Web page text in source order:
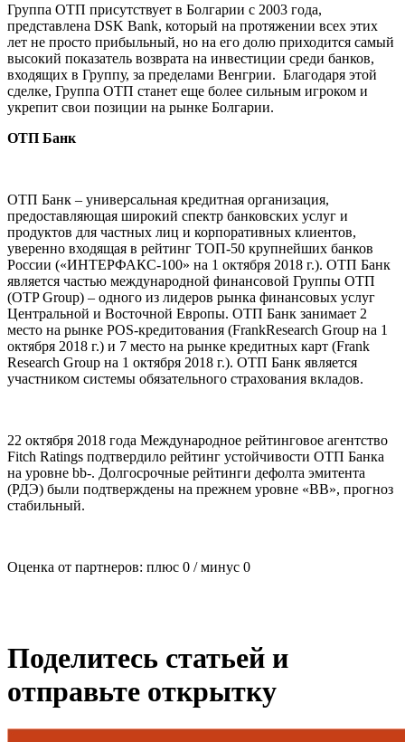
Группа ОТП присутствует в Болгарии с 2003 года,
представлена DSK Bank, который на протяжении всех этих
лет не просто прибыльный, но на его долю приходится самый
высокий показатель возврата на инвестиции среди банков,
входящих в Группу, за пределами Венгрии. Благодаря этой
сделке, Группа ОТП станет еще более сильным игроком и
укрепит свои позиции на рынке Болгарии.
ОТП Банк
ОТП Банк – универсальная кредитная организация,
предоставляющая широкий спектр банковских услуг и
продуктов для частных лиц и корпоративных клиентов,
уверенно входящая в рейтинг ТОП-50 крупнейших банков
России («ИНТЕРФАКС-100» на 1 октября 2018 г.). ОТП Банк
является частью международной финансовой Группы ОТП
(OTP Group) – одного из лидеров рынка финансовых услуг
Центральной и Восточной Европы. ОТП Банк занимает 2
место на рынке POS-кредитования (FrankResearch Group на 1
октября 2018 г.) и 7 место на рынке кредитных карт (Frank
Research Group на 1 октября 2018 г.). ОТП Банк является
участником системы обязательного страхования вкладов.
22 октября 2018 года Международное рейтинговое агентство
Fitch Ratings подтвердило рейтинг устойчивости ОТП Банка
на уровне bb-. Долгосрочные рейтинги дефолта эмитента
(РДЭ) были подтверждены на прежнем уровне «BB», прогноз
стабильный.
Оценка от партнеров: плюс 0 / минус 0
Поделитесь статьей и
отправьте открытку